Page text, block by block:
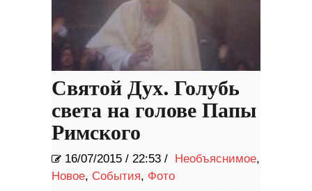
Святой Дух. Голубь
света на голове Папы
Римского
16/07/2015 / 22:53 / Необъяснимое,
Новое, События, Фото